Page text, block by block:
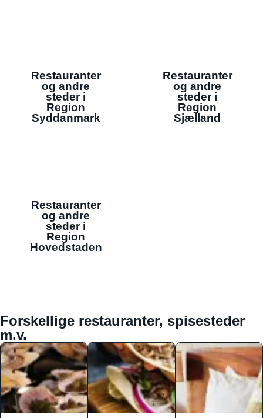
Restauranter
og andre
steder i
Region
Syddanmark
Restauranter
og andre
steder i
Region
Sjælland
Restauranter
og andre
steder i
Region
Hovedstaden
Forskellige restauranter, spisesteder
m.v.